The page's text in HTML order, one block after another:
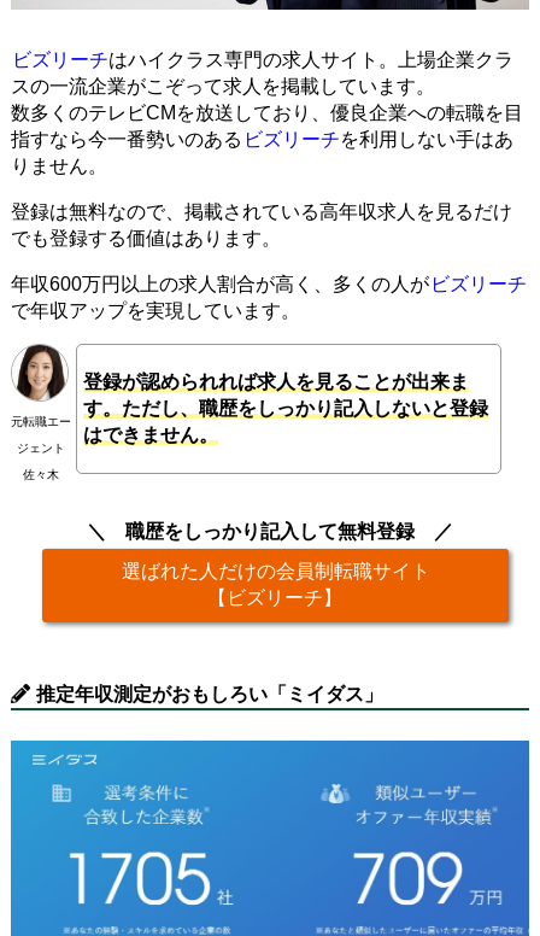
ビズリーチはハイクラス専門の求人サイト。上場企業クラ
スの一流企業がこぞって求人を掲載しています。
数多くのテレビCMを放送しており、優良企業への転職を目
指すなら今一番勢いのある ビズリーチを利用しない手はあ
りません。
登録は無料なので、掲載されている高年収求人を見るだけ
でも登録する価値はあります。
年収600万円以上の求人割合が高く、多くの人が ビズリーチ
で年収アップを実現しています。
元転職エー
ジェント
佐々木
登録が認められれば求人を見ることが出来ま
す。ただし、職歴をしっかり記入しないと登録
はできません。
職歴をしっかり記入して無料登録
選ばれた人だけの会員制転職サイト
【ビズリーチ】
推定年収測定がおもしろい「ミイダス」